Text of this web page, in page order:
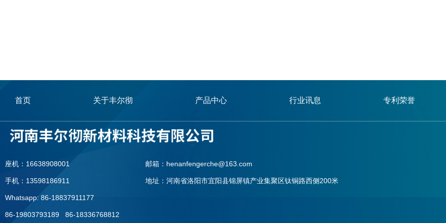
首页 关于丰尔彻 产品中心 行业讯息 专利荣誉
座机：16638908001
手机：13598186911
Whatsapp: 86-18837911177
86-19803793189 86-18336768812
邮箱：henanfengerche@163.com
地址：河南省洛阳市宜阳县锦屏镇产业集聚区钛铜路西侧200米